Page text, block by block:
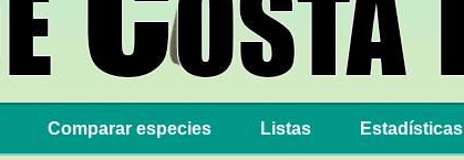
Comparar especies Listas Estadísticas